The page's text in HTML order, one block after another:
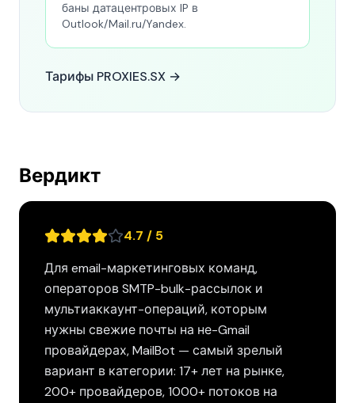
баны датацентровых IP в
Outlook/Mail.ru/Yandex.
Тарифы PROXIES.SX →
Вердикт
4.7 / 5
Для email-маркетинговых команд,
операторов SMTP-bulk-рассылок и
мультиаккаунт-операций, которым
нужны свежие почты на не-Gmail
провайдерах, MailBot — самый зрелый
вариант в категории: 17+ лет на рынке,
200+ провайдеров, 1000+ потоков на